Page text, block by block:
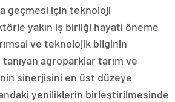
geçmesi için teknoloji
yakın iş birliği hayati öneme
ve teknolojik bilginin
agroparklar tarım ve
sinerjisini en üst düzeye
yeniliklerin birleştirilmesinde